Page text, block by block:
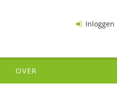
Inloggen
OVER